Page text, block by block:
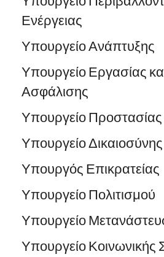
Ενέργειας
Υπουργείο Ανάπτυξης
Υπουργείο Εργασίας
Ασφάλισης
Υπουργείο Προστασίας
Υπουργείο Δικαιοσύνης
Υπουργός Επικρατείας
Υπουργείο Πολιτισμού
Υπουργείο
Υπουργείο Κοινωνικής